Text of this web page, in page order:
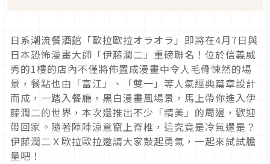
日系潮流餐酒館「歐拉歐拉オラオラ」即將在4月7日與
日本恐怖漫畫大師「伊藤潤二」重磅聯名！位於信義威
秀的1樓的店內不僅將佈置成漫畫中令人毛骨悚然的場
景，餐點也由「富江」、「雙一」等人氣經典篇章設計
而成，一踏入餐廳，黑白漫畫風場景，馬上帶你進入伊
藤潤二的世界，本次還推出不少「精美」的周邊，歡迎
帶回家。 隨著陣陣涼意竄上脊椎，這究竟是冷氣還是？
伊藤潤二Ｘ歐拉歐拉邀請大家鼓起勇氣，一起來試試膽
量吧！